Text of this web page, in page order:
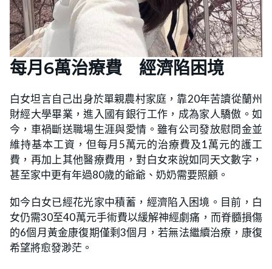
每月6萬治療費 經濟陷困境
白女坦言自己出身於單親農村家庭，靠20年苦讀從蘭州
財經大學畢業，進入國有銀行工作，成為家人驕傲。如
今，車禍斷送職場生涯與愛情。雖有公司發放慰問金並
維持基本工資，但每月5萬元的治療費及1萬元的護工
費，再加上其他醫療費用，對白女來說如同天文數字，
甚至家中更有年過80歲的爺爺、奶奶需要照顧。
如今白女已經花光家中積蓄，經濟陷入困境。目前，白
女仍需30至40萬元手術費以緩解神經劇痛，而脊髓損傷
的6個月黃金康復期僅剩3個月，若無法繼續治療，康復
希望將愈發渺茫。